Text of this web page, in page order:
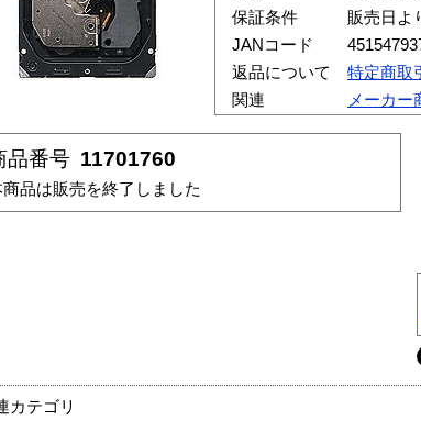
保証条件
販売日よ
JANコード
返品について
特定商取
関連
メーカー
品番号 11701760
商品は販売を終了しました
カテゴリ